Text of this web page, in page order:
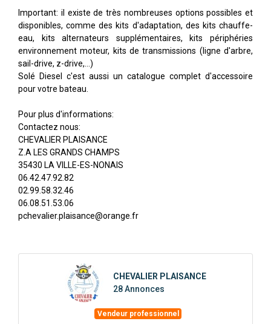
Important: il existe de très nombreuses options possibles et
disponibles, comme des kits d'adaptation, des kits chauffe-
eau, kits alternateurs supplémentaires, kits périphéries
environnement moteur, kits de transmissions (ligne d'arbre,
sail-drive, z-drive,...)
Solé Diesel c'est aussi un catalogue complet d'accessoire
pour votre bateau.
Pour plus d'informations:
Contactez nous:
CHEVALIER PLAISANCE
Z.A LES GRANDS CHAMPS
35430 LA VILLE-ES-NONAIS
06.42.47.92.82
02.99.58.32.46
06.08.51.53.06
pchevalier.plaisance@orange.fr
CHEVALIER PLAISANCE
28 Annonces
Vendeur professionnel